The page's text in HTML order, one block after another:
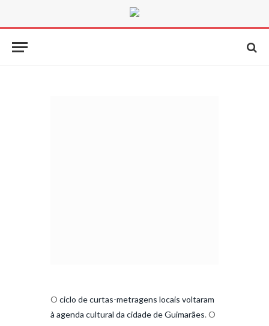
O ciclo de curtas-metragens locais voltaram
à agenda cultural da cidade de Guimarães. O